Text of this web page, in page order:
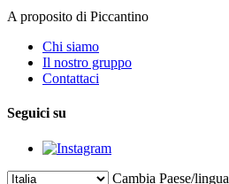
A proposito di Piccantino
Chi siamo
Il nostro gruppo
Contattaci
Seguici su
Cambia Paese/lingua